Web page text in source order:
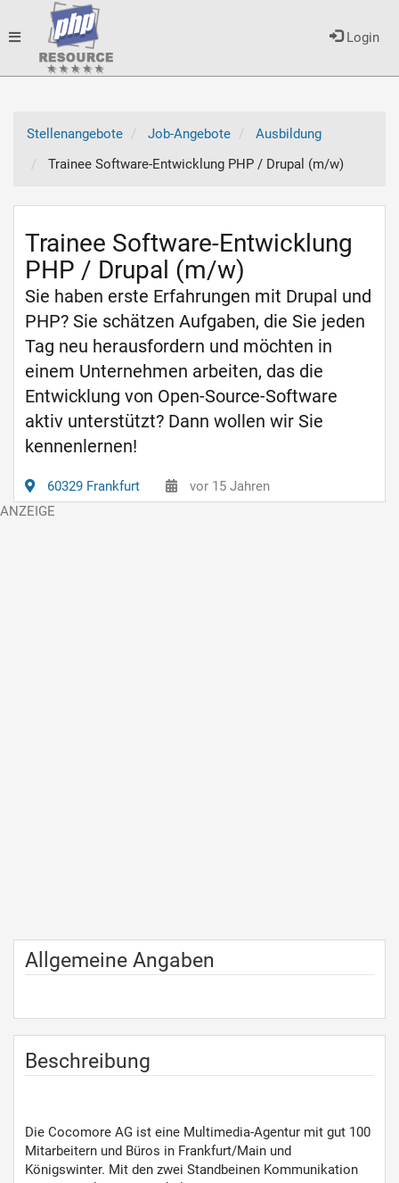
Login
Toggle
Stellenangebote
Job-Angebote
Ausbildung
Trainee Software-Entwicklung PHP / Drupal (m/w)
Trainee Software-Entwicklung
PHP / Drupal (m/w)
Sie haben erste Erfahrungen mit Drupal und
PHP? Sie schätzen Aufgaben, die Sie jeden
Tag neu herausfordern und möchten in
einem Unternehmen arbeiten, das die
Entwicklung von Open-Source-Software
aktiv unterstützt? Dann wollen wir Sie
kennenlernen!
60329 Frankfurt vor 15 Jahren
Allgemeine Angaben
Beschreibung
Die Cocomore AG ist eine Multimedia-Agentur mit gut 100
Mitarbeitern und Büros in Frankfurt/Main und
Königswinter. Mit den zwei Standbeinen Kommunikation